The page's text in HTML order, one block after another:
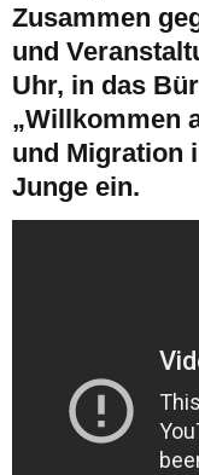
Zusammen
und
Uhr, in das
„Willkommen
und Migration
Junge ein.